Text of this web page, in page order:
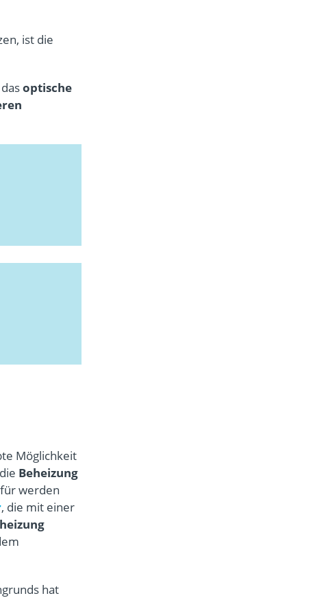
ist die
optische
Möglichkeit
Beheizung
werden
, die mit einer
hat